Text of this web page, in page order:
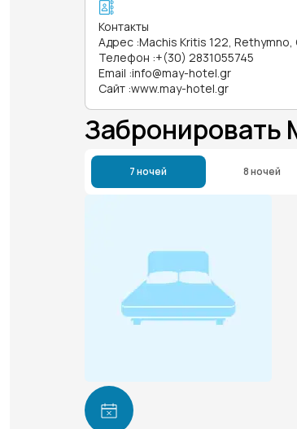
Контакты
Адрес :Machis Kritis 122, Rethymno,
Телефон :+(30) 2831055745
Email :info@may-hotel.gr
Сайт :www.may-hotel.gr
Забронировать
7 ночей 8 ночей